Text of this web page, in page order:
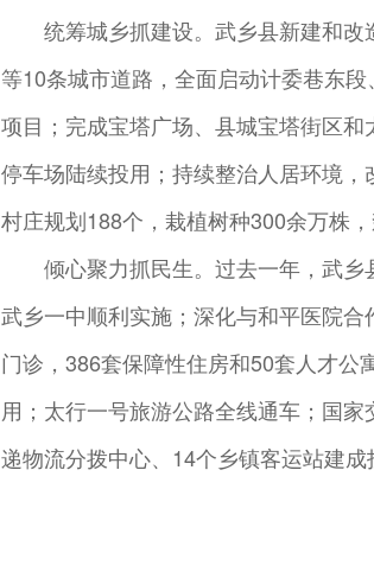
统筹城乡抓建设。武乡县新建和
等10条城市道路，全面启动计委巷东
项目；完成宝塔广场、县城宝塔街区
停车场陆续投用；持续整治人居环境
村庄规划188个，栽植树种300余万株，
倾心聚力抓民生。过去一年，武乡
武乡一中顺利实施；深化与和平医院
门诊，386套保障性住房和50套人才公
用；太行一号旅游公路全线通车；国
递物流分拨中心、14个乡镇客运站建成